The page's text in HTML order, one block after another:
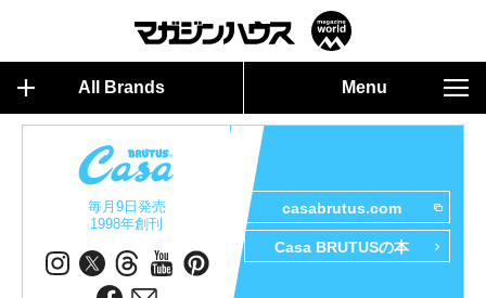
All Brands Menu
毎月9日発売
1998年創刊
casabrutus.com
Casa BRUTUSの本